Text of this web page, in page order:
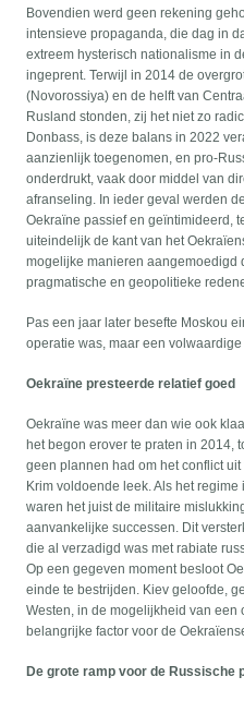
Bovendien werd geen rekening
intensieve propaganda, die dag in
extreem hysterisch nationalisme in
ingeprent. Terwijl in 2014 de
(Novorossiya) en de helft van
Rusland stonden, zij het niet zo
Donbass, is deze balans in 2022
aanzienlijk toegenomen, en pro-
onderdrukt, vaak door middel van
afranseling. In ieder geval werden
Oekraïne passief en geïntimideerd,
uiteindelijk de kant van het
mogelijke manieren aangemoedigd
pragmatische en geopolitieke
Pas een jaar later besefte Moskou
operatie was, maar een volwaardige
Oekraïne presteerde relatief goed
Oekraïne was meer dan wie ook
het begon erover te praten in 2014,
geen plannen had om het conflict
Krim voldoende leek. Als het regime
waren het juist de militaire
aanvankelijke successen. Dit
die al verzadigd was met rabiate
Op een gegeven moment besloot
einde te bestrijden. Kiev geloofde,
Westen, in de mogelijkheid van
belangrijke factor voor de
De grote ramp voor de Russische